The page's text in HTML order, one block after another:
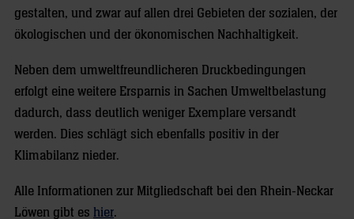
gestalten, und zwar auf allen drei Gebieten der sozialen, der
ökologischen und der ökonomischen Nachhaltigkeit.
Neben dem umweltfreundlicheren Druckbedingungen
erfolgt eine weitere Ersparnis in Sachen Umweltbelastung
dadurch, dass deutlich weniger Exemplare versandt
werden. Dies schlägt sich ebenfalls positiv in der
Klimabilanz nieder.
Alle Informationen zur Mitgliedschaft bei den Rhein-Neckar
Löwen gibt es hier.